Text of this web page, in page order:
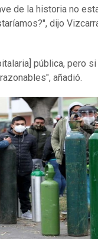
de la historia no
dijo
pública, pero
añadió.